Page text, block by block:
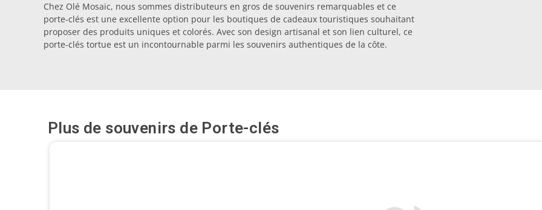
Chez Olé Mosaic, nous sommes distributeurs en gros de souvenirs remarquables et ce
porte-clés est une excellente option pour les boutiques de cadeaux touristiques souhaitant
proposer des produits uniques et colorés. Avec son design artisanal et son lien culturel, ce
porte-clés tortue est un incontournable parmi les souvenirs authentiques de la côte.
Plus de souvenirs de Porte-clés